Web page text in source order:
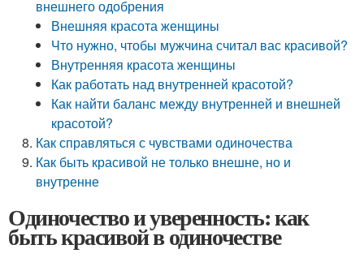
внешнего одобрения
Внешняя красота женщины
Что нужно, чтобы мужчина считал вас красивой?
Внутренняя красота женщины
Как работать над внутренней красотой?
Как найти баланс между внутренней и внешней
красотой?
Как справляться с чувствами одиночества
Как быть красивой не только внешне, но и
внутренне
Одиночество и уверенность: как
быть красивой в одиночестве